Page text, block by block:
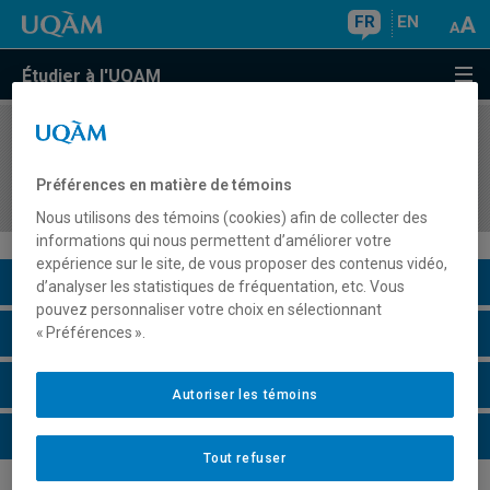
FR EN
Étudier à l'UQAM
COURS//
Accompagnement
Description du cours
Horaire - Été 2026
Horaire - Automne 2026
Horaire - Hiver 2027
Préférences en matière de témoins
Nous utilisons des témoins (cookies) afin de collecter des
informations qui nous permettent d’améliorer votre
expérience sur le site, de vous proposer des contenus vidéo,
d’analyser les statistiques de fréquentation, etc. Vous
pouvez personnaliser votre choix en sélectionnant
« Préférences ».
Tout refuser
Autoriser les témoins